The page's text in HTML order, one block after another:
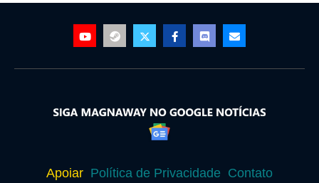
Apoiar Política de Privacidade Contato